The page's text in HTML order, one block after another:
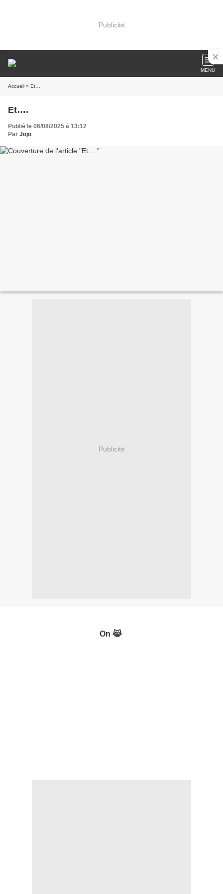
Publicité
MENU
Accueil » Et….
Et….
Publié le 06/08/2025 à 13:12
Par Jojo
Publicité
On 😹